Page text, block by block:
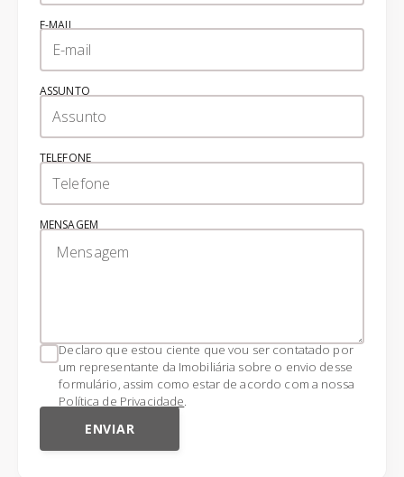
E-MAIL
ASSUNTO
TELEFONE
MENSAGEM
Declaro que estou ciente que vou ser contatado por
um representante da Imobiliária sobre o envio desse
formulário, assim como estar de acordo com a nossa
Política de Privacidade.
ENVIAR